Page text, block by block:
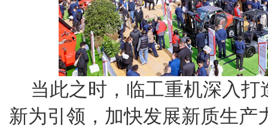
当此之时，临工重机深入
新为引领，加快发展新质生产